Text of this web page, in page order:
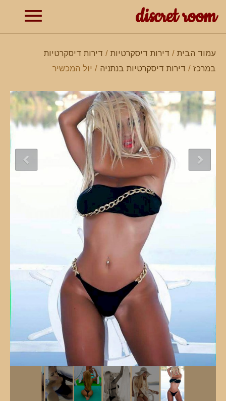
discret room
עמוד הבית / דירות דיסקרטיות / דירות דיסקרטיות
במרכז / דירות דיסקרטיות בנתניה / יול המכשיר